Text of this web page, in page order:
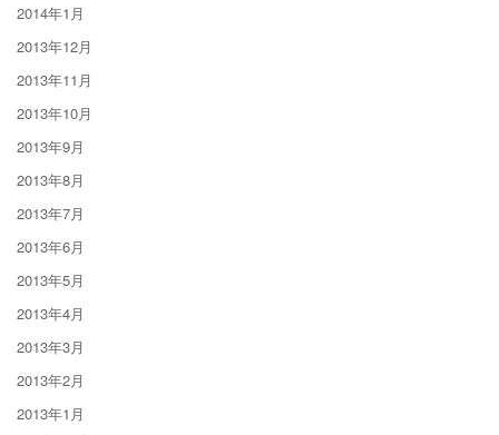
2014年1月
2013年12月
2013年11月
2013年10月
2013年9月
2013年8月
2013年7月
2013年6月
2013年5月
2013年4月
2013年3月
2013年2月
2013年1月